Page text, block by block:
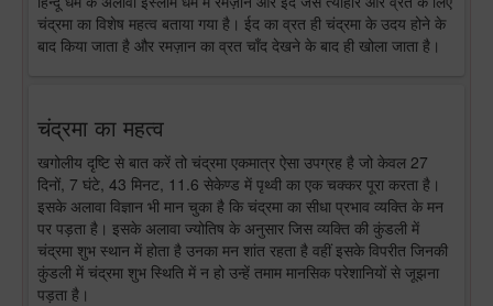
चंद्रमा का विशेष महत्व बताया गया है। ईद का व्रत ही चंद्रमा के उदय होने के
बाद किया जाता है और रमज़ान का व्रत चाँद देखने के बाद ही खोला जाता है।
चंद्रमा का महत्व
खगोलीय दृष्टि से बात करें तो चंद्रमा एकमात्र ऐसा उपग्रह है जो केवल 27
दिनों, 7 घंटे, 43 मिनट, 11.6 सेकेण्ड में पृथ्वी का एक चक्कर पूरा करता है।
इसके अलावा विज्ञान भी मान चुका है कि चंद्रमा का सीधा प्रभाव व्यक्ति के मन
पर पड़ता है। इसके अलावा ज्योतिष के अनुसार जिस व्यक्ति की कुंडली में
चंद्रमा शुभ स्थान में होता है उनका मन शांत रहता है वहीं इसके विपरीत जिनकी
कुंडली में चंद्रमा शुभ स्थिति में न हो उन्हें तमाम मानसिक परेशानियों से जूझना
पड़ता है।